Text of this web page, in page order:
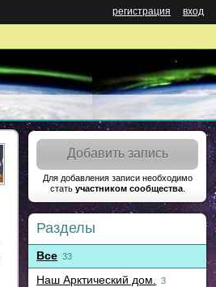
вход
регистрация
Добавить запись
Для добавления записи необходимо
стать участником сообщества.
Разделы
Все 33
Наш Арктический дом. 3